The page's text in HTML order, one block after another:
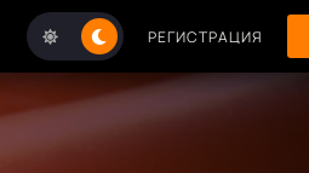
РЕГИСТРАЦИЯ